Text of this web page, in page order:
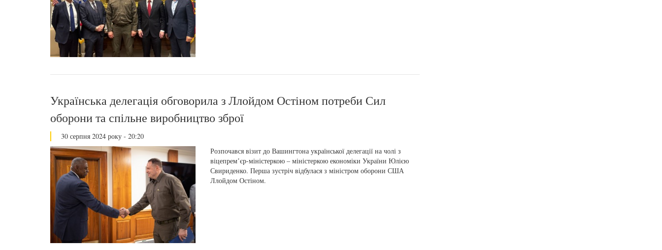
Українська делегація обговорила з Ллойдом Остіном потреби Сил
оборони та спільне виробництво зброї
30 серпня 2024 року - 20:20
Розпочався візит до Вашингтона української делегації на чолі з
віцепремʼєр-міністеркою – міністеркою економіки України Юлією
Свириденко. Перша зустріч відбулася з міністром оборони США
Ллойдом Остіном.